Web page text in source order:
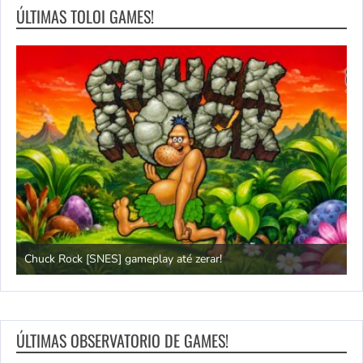
ÚLTIMAS TOLOI GAMES!
Chuck Rock [SNES] gameplay até zerar!
ÚLTIMAS OBSERVATORIO DE GAMES!